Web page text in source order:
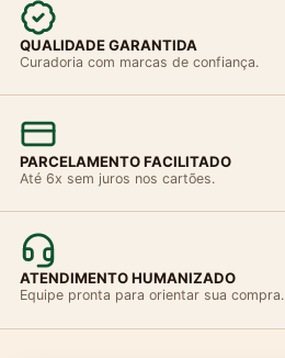
QUALIDADE GARANTIDA
Curadoria com marcas de confiança.
PARCELAMENTO FACILITADO
Até 6x sem juros nos cartões.
ATENDIMENTO HUMANIZADO
Equipe pronta para orientar sua compra.